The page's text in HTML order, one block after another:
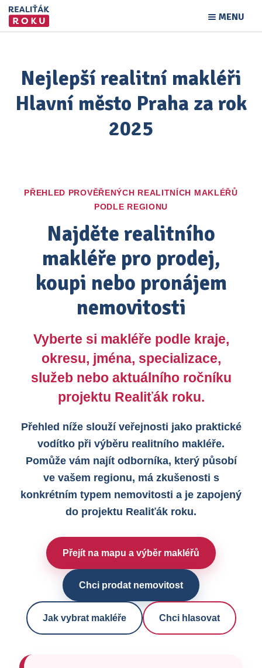
MENU
Nejlepší realitní makléři
Hlavní město Praha za rok
2025
PŘEHLED PROVĚŘENÝCH REALITNÍCH MAKLÉŘŮ
PODLE REGIONU
Najděte realitního
makléře pro prodej,
koupi nebo pronájem
nemovitosti
Vyberte si makléře podle kraje,
okresu, jména, specializace,
služeb nebo aktuálního ročníku
projektu Realiťák roku.
Přehled níže slouží veřejnosti jako praktické
vodítko při výběru realitního makléře.
Pomůže vám najít odborníka, který působí
ve vašem regionu, má zkušenosti s
konkrétním typem nemovitosti a je zapojený
do projektu Realiťák roku.
Přejít na mapu a výběr makléřů
Chci prodat nemovitost
Jak vybrat makléře Chci hlasovat